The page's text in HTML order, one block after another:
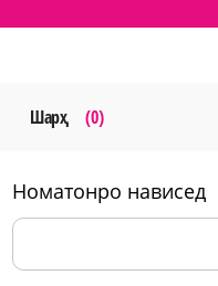
Шарҳ (0)
номатонро нависед